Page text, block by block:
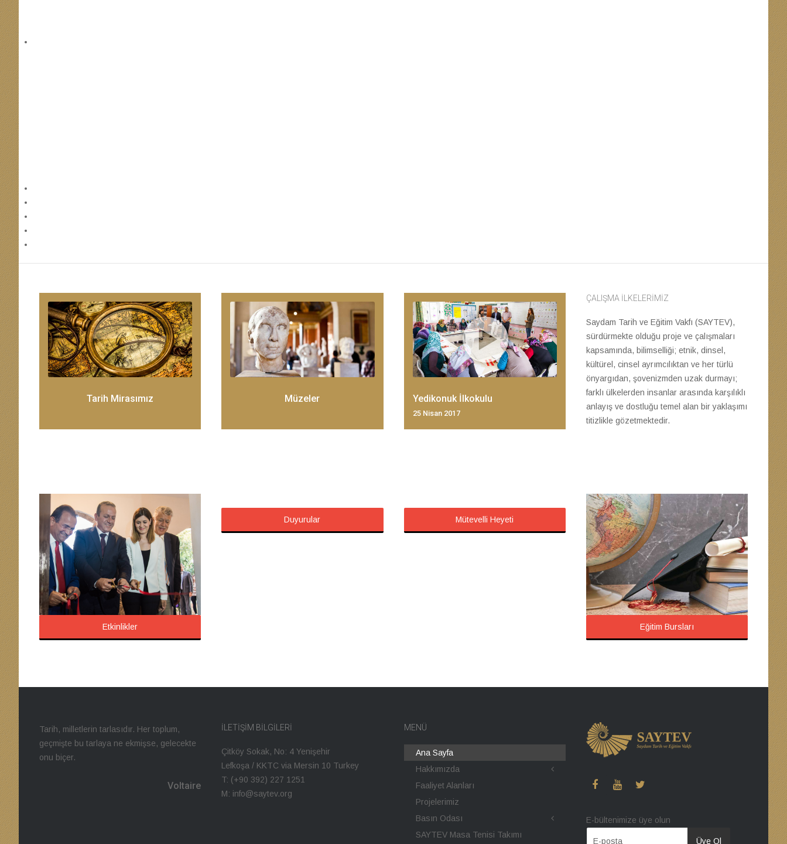
Tarih Mirasımız Müzeler Yedikonuk İlkokulu
25 Nisan 2017
ÇALIŞMA İLKELERIMIZ
Saydam Tarih ve Eğitim Vakfı (SAYTEV),
sürdürmekte olduğu proje ve çalışmaları
kapsamında, bilimselliği; etnik, dinsel,
kültürel, cinsel ayrımcılıktan ve her türlü
önyargıdan, şovenizmden uzak durmayı;
farklı ülkelerden insanlar arasında karşılıklı
anlayış ve dostluğu temel alan bir yaklaşımı
titizlikle gözetmektedir.
Etkinlikler
Duyurular Mütevelli Heyeti
Eğitim Bursları
Tarih, milletlerin tarlasıdır. Her toplum,
geçmişte bu tarlaya ne ekmişse, gelecekte
onu biçer.
Voltaire
İLETIŞIM BILGILERI
Çitköy Sokak, No: 4 Yenişehir
Lefkoşa / KKTC via Mersin 10 Turkey
T: (+90 392) 227 1251
M: info@saytev.org
MENÜ
Ana Sayfa
Hakkımızda
Faaliyet Alanları
Projelerimiz
Basın Odası
SAYTEV Masa Tenisi Takımı
E-bültenimize üye olun